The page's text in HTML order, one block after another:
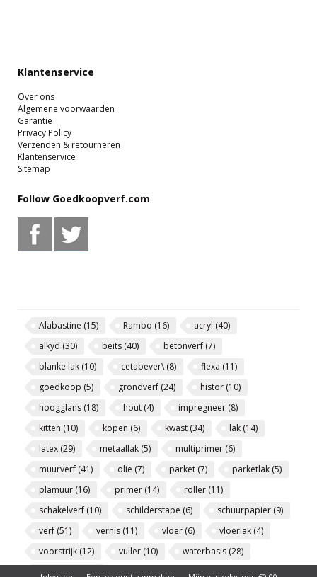
Klantenservice
Over ons
Algemene voorwaarden
Garantie
Privacy Policy
Verzenden & retourneren
Klantenservice
Sitemap
Follow Goedkoopverf.com
Alabastine (15) Rambo (16) acryl (40)
alkyd (30) beits (40) betonverf (7)
blanke lak (10) cetabever\(8) flexa (11)
goedkoop (5) grondverf (24) histor (10)
hoogglans (18) hout (4) impregneer (8)
kitten (10) kopen (6) kwast (34) lak (14)
latex (29) metaallak (5) multiprimer (6)
muurverf (41) olie (7) parket (7) parketlak (5)
plamuur (16) primer (14) roller (11)
schakelverf (10) schilderstape (6) schuurpapier (9)
verf (51) vernis (11) vloer (6) vloerlak (4)
voorstrijk (12) vuller (10) waterbasis (28)
zijdeglans
(15)